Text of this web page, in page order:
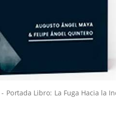
- Portada Libro: La Fuga Hacia la